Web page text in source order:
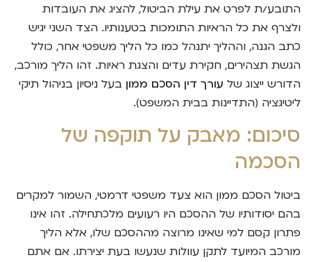
התובע/ת לפרט את עילת הביטול, להציג את העובדות
ולצרף את כל הראיות התומכות בטענותיו. הצד השני יגיש
כתב הגנה, וההליך יתנהל כמו כל הליך משפטי אחר, כולל
הגשת תצהירים, חקירת עדים והצגת ראיות. זהו הליך מורכב,
הדורש ייצוג של עורך דין הסכם ממון בעל ניסיון בניהול תיקי
ליטיגציה (התדיינות בבית המשפט).
סיכום: מאבק על תוקפה של
הסכמה
ביטול הסכם ממון הוא צעד משפטי דרמטי, השמור למקרים
בהם יסודותיו של ההסכם היו רעועים מלכתחילה. זהו אינו
פתרון קסם למי שאינו מרוצה מההסכם שלו, אלא הליך
מורכב המיועד לתקן עוולות שנעשו בעת יצירתו. אם אתם